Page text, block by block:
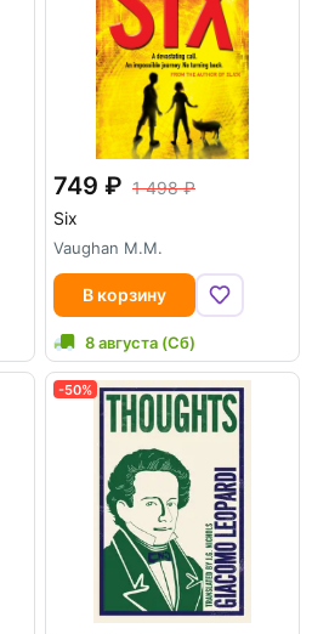
749
1 498
Six
Vaughan M.M.
В корзину
8 августа (Сб)
-50%